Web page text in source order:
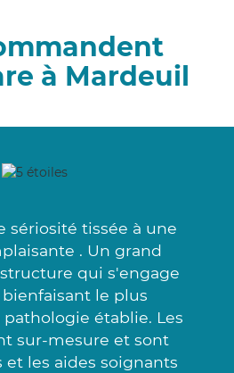
à Mardeuil
sériosité tissée à une
. Un grand
qui s'engage
le plus
pathologie établie. Les
sur-mesure et sont
et les aides soignants